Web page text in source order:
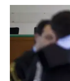
CALCIO REGIONALE
BASKET
VOLLEY
MOTORI
TENNIS